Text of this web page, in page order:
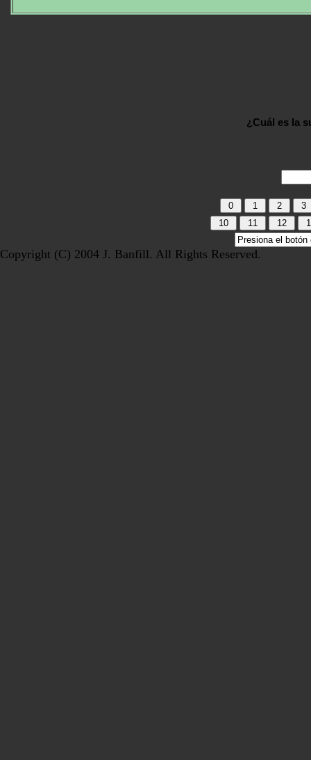
¿Cuál es la
Copyright (C) 2004 J. Banfill. All Rights Reserved.